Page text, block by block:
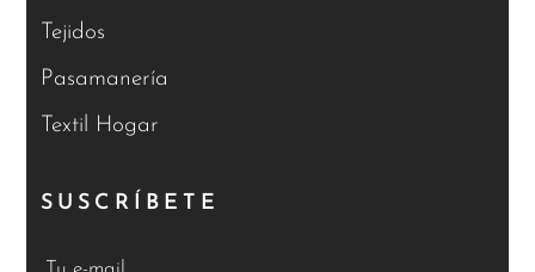
Tejidos
Pasamanería
Textil Hogar
SUSCRÍBETE